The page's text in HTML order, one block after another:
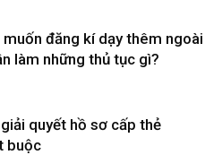
muốn đăng kí dạy thêm ngoài
làm những thủ tục gì?
quyết hồ sơ cấp thẻ
buộc